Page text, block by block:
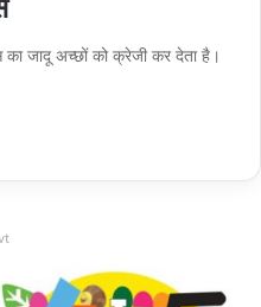
का जादू अच्छों को क्रेजी कर देता है।